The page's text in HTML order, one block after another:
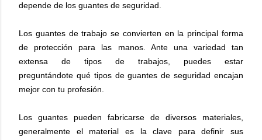
depende de los guantes de seguridad
Los guantes de trabajo se convierten en la principal forma
de protección para las manos. Ante una variedad tan
extensa de tipos de trabajos, puedes estar
preguntándote qué tipos de guantes de seguridad encajan
mejor con tu profesión
Los guantes pueden fabricarse de diversos materiales,
generalmente el material es la clave para definir sus